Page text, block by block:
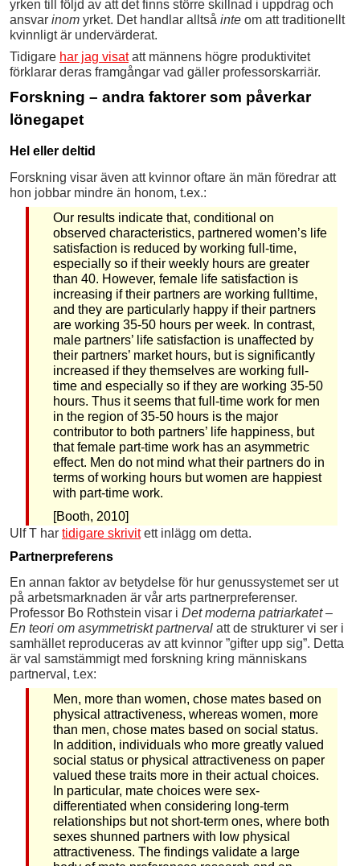
yrken till följd av att det finns större skillnad i uppdrag och
ansvar inom yrket. Det handlar alltså inte om att traditionellt
kvinnligt är undervärderat.
Tidigare har jag visatatt männens högre produktivitet
förklarar deras framgångar vad gäller professorskarriär.
Forskning – andra faktorer som påverkar
lönegapet
Hel eller deltid
Forskning visar även att kvinnor oftare än män föredrar att
hon jobbar mindre än honom, t.ex.:
Our results indicate that, conditional on
observed characteristics, partnered women’s life
satisfaction is reduced by working full-time,
especially so if their weekly hours are greater
than 40. However, female life satisfaction is
increasing if their partners are working fulltime,
and they are particularly happy if their partners
are working 35-50 hours per week. In contrast,
male partners’ life satisfaction is unaffected by
their partners’ market hours, but is significantly
increased if they themselves are working full-
time and especially so if they are working 35-50
hours. Thus it seems that full-time work for men
in the region of 35-50 hours is the major
contributor to both partners’ life happiness, but
that female part-time work has an asymmetric
effect. Men do not mind what their partners do in
terms of working hours but women are happiest
with part-time work.
[Booth, 2010]
Ulf T har tidigare skrivitett inlägg om detta.
Partnerpreferens
En annan faktor av betydelse för hur genussystemet ser ut
på arbetsmarknaden är vår arts partnerpreferenser.
Professor Bo Rothstein visar i Det moderna patriarkatet –
En teori om asymmetriskt partnerval att de strukturer vi ser i
samhället reproduceras av att kvinnor ”gifter upp sig”. Detta
är val samstämmigt med forskning kring människans
partnerval, t.ex:
Men, more than women, chose mates based on
physical attractiveness, whereas women, more
than men, chose mates based on social status.
In addition, individuals who more greatly valued
social status or physical attractiveness on paper
valued these traits more in their actual choices.
In particular, mate choices were sex-
differentiated when considering long-term
relationships but not short-term ones, where both
sexes shunned partners with low physical
attractiveness. The findings validate a large